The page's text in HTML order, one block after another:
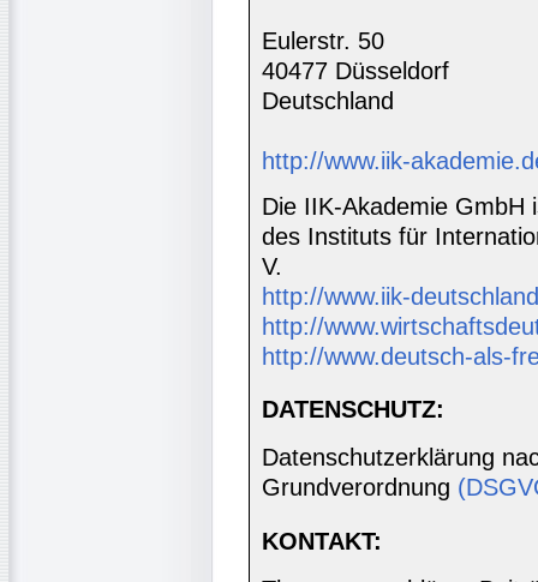
Eulerstr. 50
40477 Düsseldorf
Deutschland
http://www.iik-
Die IIK-Akademie GmbH
des Instituts für
V.
http://www.iik-
http://
http://www.deutsch-als-
DATENSCHUTZ:
Datenschutzerklärung
Grundverordnung
KONTAKT: